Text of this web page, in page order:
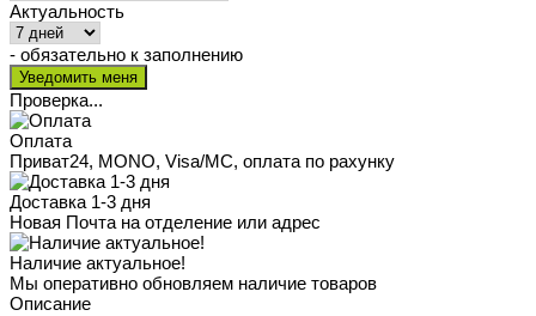
Актуальность
- обязательно к заполнению
Проверка...
Оплата
Приват24, MONO, Visa/MC, оплата по рахунку
Доставка 1-3 дня
Новая Почта на отделение или адрес
Наличие актуальное!
Мы оперативно обновляем наличие товаров
Описание